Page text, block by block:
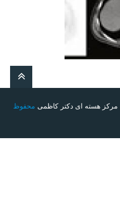
مرکز هسته ای دکتر کاظمی محفوظ